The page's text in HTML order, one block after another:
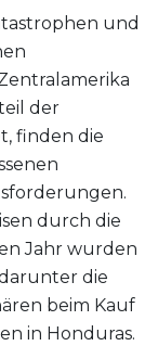
und
der
finden die
durch die
Jahr wurden
die
beim Kauf
in Honduras.